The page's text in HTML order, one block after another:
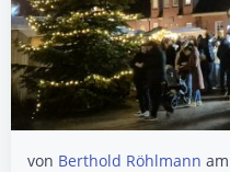
von Berthold Röhlmann am